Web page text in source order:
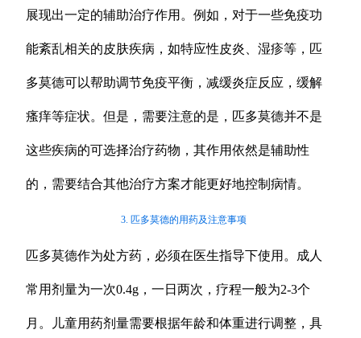
展现出一定的辅助治疗作用。例如，对于一些免疫功
能紊乱相关的皮肤疾病，如特应性皮炎、湿疹等，匹
多莫德可以帮助调节免疫平衡，减缓炎症反应，缓解
瘙痒等症状。但是，需要注意的是，匹多莫德并不是
这些疾病的可选择治疗药物，其作用依然是辅助性
的，需要结合其他治疗方案才能更好地控制病情。
3. 匹多莫德的用药及注意事项
匹多莫德作为处方药，必须在医生指导下使用。成人
常用剂量为一次0.4g，一日两次，疗程一般为2-3个
月。儿童用药剂量需要根据年龄和体重进行调整，具